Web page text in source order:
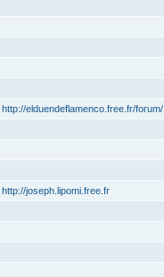
http://elduendeflamenco.free.fr/forum/
http://joseph.lipomi.free.fr